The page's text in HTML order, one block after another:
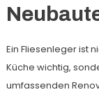
Ein Fliesenleger ist
Küche wichtig,
umfassenden